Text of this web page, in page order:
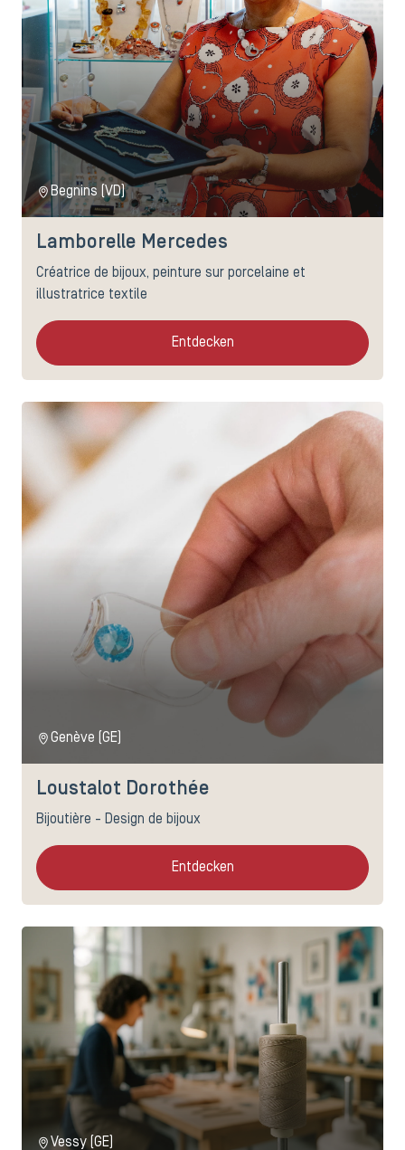
Begnins (VD)
Lamborelle Mercedes
Créatrice de bijoux, peinture sur porcelaine et
illustratrice textile
Entdecken
Genève (GE)
Loustalot Dorothée
Bijoutière - Design de bijoux
Entdecken
Vessy (GE)